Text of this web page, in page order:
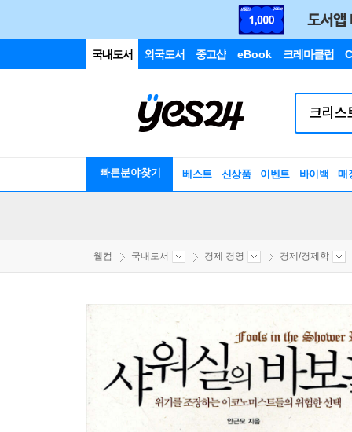
국내도서 외국도서 중고샵 eBook 크레마클럽
빠른분야찾기 베스트 신상품 이벤트 바이백 매
웰컴 국내도서 경제 경영 경제/경제학